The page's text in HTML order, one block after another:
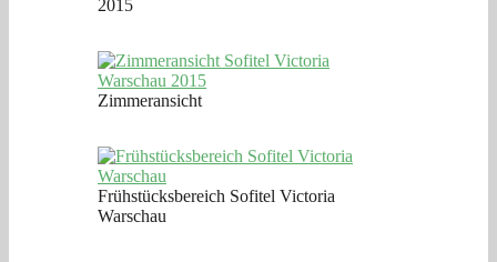
2015
Zimmeransicht
Frühstücksbereich Sofitel Victoria
Warschau